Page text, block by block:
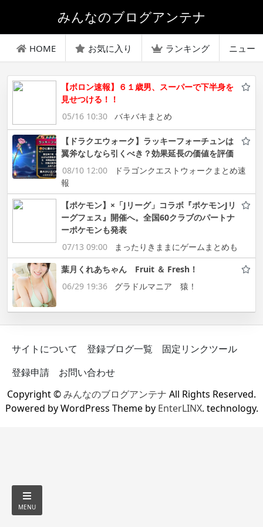
みんなのブログアンテナ
HOME お気に入り ランキング ニュー
【ボロン速報】６１歳男、スーパーで下半身を
見せつける！！
05/16 10:30
バキバキまとめ
【ドラクエウォーク】ラッキーフォーチュンは
翼斧なしなら引くべき？効果延長の価値を評価
08/10 12:00
ドラゴンクエストウォークまとめ速
報
【ポケモン】×「Jリーグ」コラボ『ポケモンJリ
ーグフェス』開催へ。全国60クラブのパートナ
ーポケモンも発表
07/13 09:00
まったりきままにゲームまとめも
葉月くれあちゃん Fruit ＆ Fresh！
06/29 19:36
グラドルマニア 猿！
サイトについて 登録ブログ一覧
固定リンクツール
登録申請
お問い合わせ
Copyright ©みんなのブログアンテナ All Rights Reserved.
Powered by WordPress Theme by EnterLINX. technology.
MENU